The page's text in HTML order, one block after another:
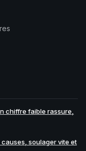
chiffre faible rassure,
soulager vite et